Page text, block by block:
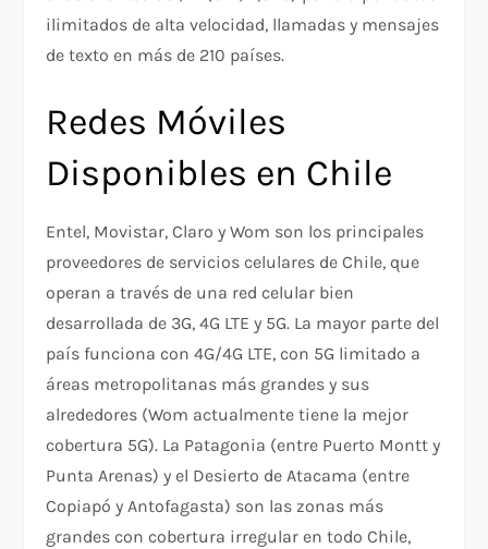
ilimitados de alta velocidad, llamadas y mensajes
de texto en más de 210 países.
Redes Móviles
Disponibles en Chile
Entel, Movistar, Claro y Wom son los principales
proveedores de servicios celulares de Chile, que
operan a través de una red celular bien
desarrollada de 3G, 4G LTE y 5G. La mayor parte del
país funciona con 4G/4G LTE, con 5G limitado a
áreas metropolitanas más grandes y sus
alrededores (Wom actualmente tiene la mejor
cobertura 5G). La Patagonia (entre Puerto Montt y
Punta Arenas) y el Desierto de Atacama (entre
Copiapó y Antofagasta) son las zonas más
grandes con cobertura irregular en todo Chile,